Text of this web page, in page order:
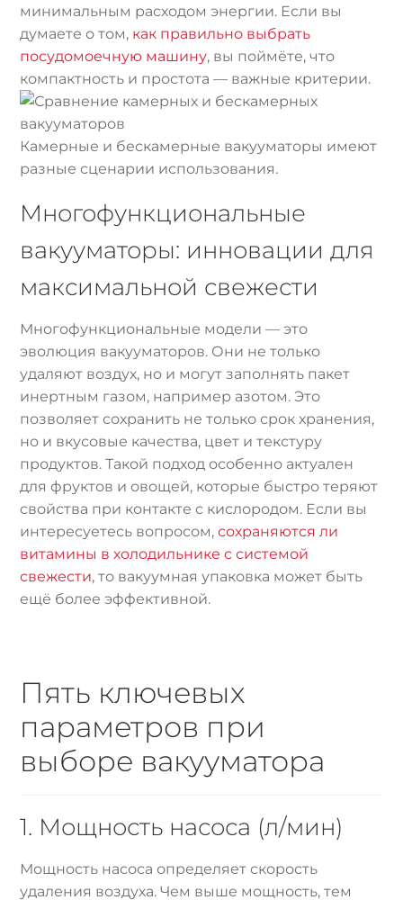
минимальным расходом энергии. Если вы
думаете о том, как правильно выбрать
посудомоечную машину, вы поймёте, что
компактность и простота — важные критерии.
Камерные и бескамерные вакууматоры имеют
разные сценарии использования.
Многофункциональные
вакууматоры: инновации для
максимальной свежести
Многофункциональные модели — это
эволюция вакууматоров. Они не только
удаляют воздух, но и могут заполнять пакет
инертным газом, например азотом. Это
позволяет сохранить не только срок хранения,
но и вкусовые качества, цвет и текстуру
продуктов. Такой подход особенно актуален
для фруктов и овощей, которые быстро теряют
свойства при контакте с кислородом. Если вы
интересуетесь вопросом,сохраняются ли
витамины в холодильнике с системой
свежести, то вакуумная упаковка может быть
ещё более эффективной.
Пять ключевых
параметров при
выборе вакууматора
1. Мощность насоса (л/мин)
Мощность насоса определяет скорость
удаления воздуха. Чем выше мощность, тем